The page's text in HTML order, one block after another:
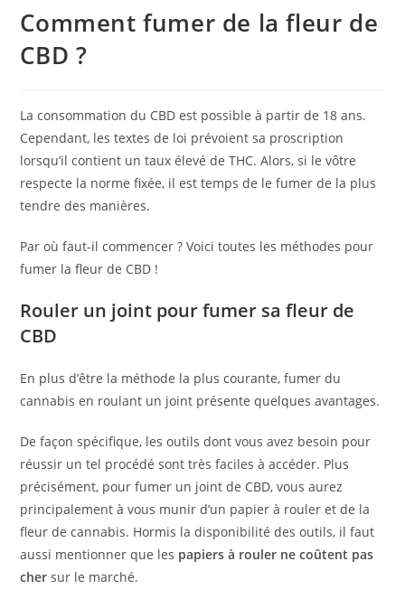
Comment fumer de la fleur de
CBD ?
La consommation du CBD est possible à partir de 18 ans.
Cependant, les textes de loi prévoient sa proscription
lorsqu’il contient un taux élevé de THC. Alors, si le vôtre
respecte la norme fixée, il est temps de le fumer de la plus
tendre des manières.
Par où faut-il commencer ? Voici toutes les méthodes pour
fumer la fleur de CBD !
Rouler un joint pour fumer sa fleur de
CBD
En plus d’être la méthode la plus courante, fumer du
cannabis en roulant un joint présente quelques avantages.
De façon spécifique, les outils dont vous avez besoin pour
réussir un tel procédé sont très faciles à accéder. Plus
précisément, pour fumer un joint de CBD, vous aurez
principalement à vous munir d’un papier à rouler et de la
fleur de cannabis. Hormis la disponibilité des outils, il faut
aussi mentionner que les papiers à rouler ne coûtent pas
cher sur le marché.